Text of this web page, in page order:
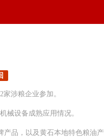
涉粮企业参加。
械设备成熟应用情况。
品，以及黄石本地特色粮油